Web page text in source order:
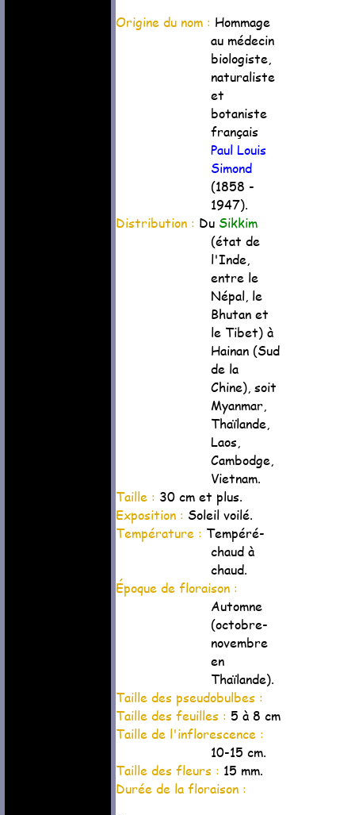
Origine du nom : Hommage
au médecin
biologiste,
naturaliste
et
botaniste
français
Paul Louis
Simond
(1858 -
1947).
Distribution : Du Sikkim
(état de
l'Inde,
entre le
Népal, le
Bhutan et
le Tibet) à
Hainan (Sud
de la
Chine), soit
Myanmar,
Thaïlande,
Laos,
Cambodge,
Vietnam.
Taille : 30 cm et plus.
Exposition : Soleil voilé.
Température : Tempéré-
chaud à
chaud.
Époque de floraison :
Automne
(octobre-
novembre
en
Thaïlande).
Taille des pseudobulbes :
Taille des feuilles : 5 à 8 cm
Taille de l'inflorescence :
10-15 cm.
Taille des fleurs : 15 mm.
Durée de la floraison :